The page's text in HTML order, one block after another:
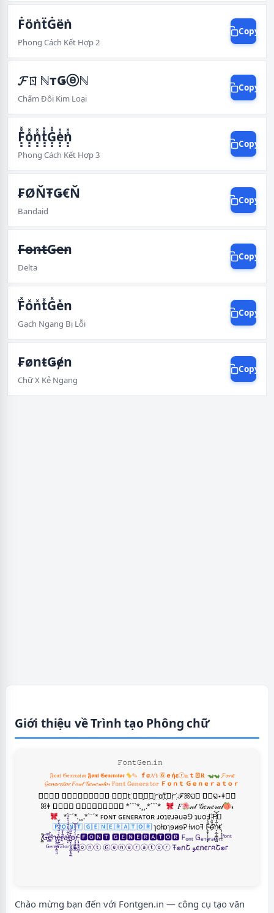
ḞöṅẗĠëṅ
Phong Cách Kết Hợp 2
Copy
𝓕ㄖℕтǤⓔℕ
Chấm Đôi Kim Loại
Copy
F͓͓̽̽o͓͓̽̽n͓͓̽̽t͓͓̽̽G͓͓̽̽e͓͓̽̽n͓͓̽̽
Phong Cách Kết Hợp 3
Copy
₣ØŇŦǤ€Ň
Bandaid
Copy
̶F̶o̶n̶t̶G̶e̶n
Delta
Copy
ͯFͯoͯnͯtͯGͯeͯn
Gạch Ngang Bị Lỗi
Copy
₣ønŧǤɇn
Chữ X Kẻ Ngang
Copy
Giới thiệu về Trình tạo Phông chữ
Chào mừng bạn đến với Fontgen.in — công cụ tạo văn